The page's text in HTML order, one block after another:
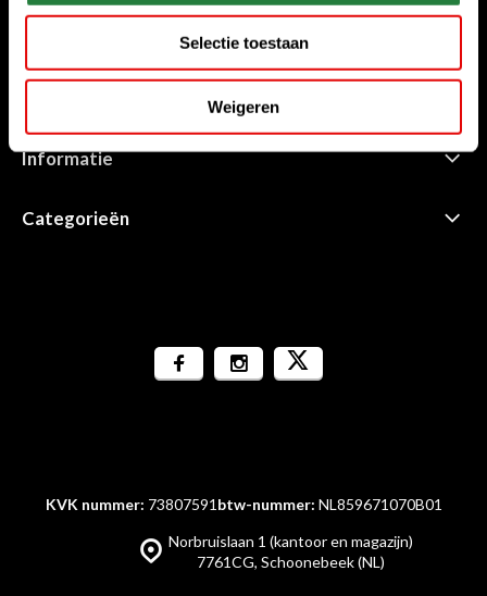
Selectie toestaan
Weigeren
sales@golfdriver.nl
Informatie
Categorieën
Norbruislaan 1 (kantoor en magazijn)
7761CG, Schoonebeek (NL)
KVK nummer: 73807591 btw-nummer: NL859671070B01